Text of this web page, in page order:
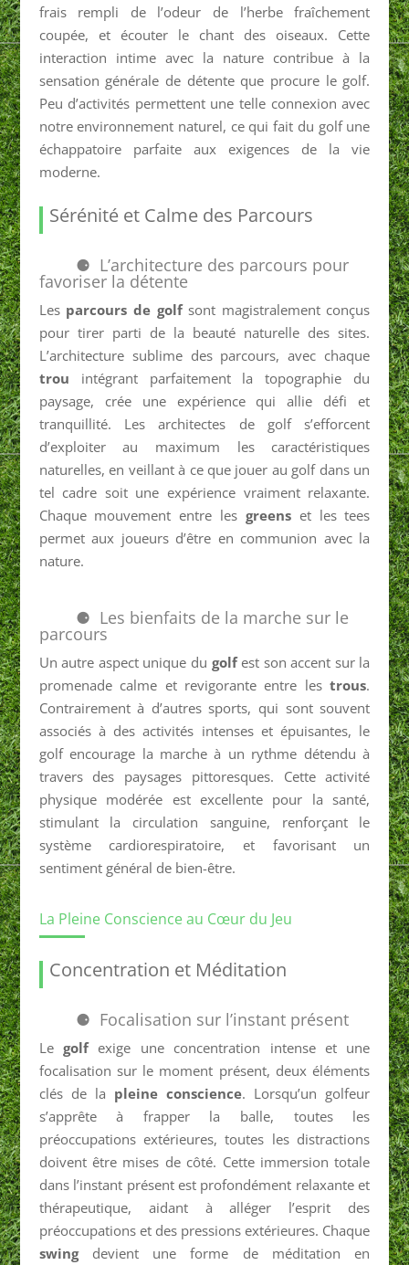
frais rempli de l’odeur de l’herbe fraîchement
coupée, et écouter le chant des oiseaux. Cette
interaction intime avec la nature contribue à la
sensation générale de détente que procure le golf.
Peu d’activités permettent une telle connexion avec
notre environnement naturel, ce qui fait du golf une
échappatoire parfaite aux exigences de la vie
moderne.
Sérénité et Calme des Parcours
L’architecture des parcours pour
favoriser la détente
Les parcours de golfsont magistralement conçus
pour tirer parti de la beauté naturelle des sites.
L’architecture sublime des parcours, avec chaque
trou intégrant parfaitement la topographie du
paysage, crée une expérience qui allie défi et
tranquillité. Les architectes de golf s’efforcent
d’exploiter au maximum les caractéristiques
naturelles, en veillant à ce que jouer au golf dans un
tel cadre soit une expérience vraiment relaxante.
Chaque mouvement entre les greenset les tees
permet aux joueurs d’être en communion avec la
nature.
Les bienfaits de la marche sur le
parcours
Un autre aspect unique du golfest son accent sur la
promenade calme et revigorante entre lestrous.
Contrairement à d’autres sports, qui sont souvent
associés à des activités intenses et épuisantes, le
golf encourage la marche à un rythme détendu à
travers des paysages pittoresques. Cette activité
physique modérée est excellente pour la santé,
stimulant la circulation sanguine, renforçant le
système cardiorespiratoire, et favorisant un
sentiment général de bien-être.
La Pleine Conscience au Cœur du Jeu
Concentration et Méditation
Focalisation sur l’instant présent
Le golfexige une concentration intense et une
focalisation sur le moment présent, deux éléments
clés de la pleine conscience. Lorsqu’un golfeur
s’apprête à frapper la balle, toutes les
préoccupations extérieures, toutes les distractions
doivent être mises de côté. Cette immersion totale
dans l’instant présent est profondément relaxante et
thérapeutique, aidant à alléger l’esprit des
préoccupations et des pressions extérieures. Chaque
swingdevient une forme de méditation en